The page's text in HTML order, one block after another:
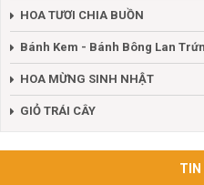
HOA TƯƠI CHIA BUỒN
Bánh Kem - Bánh Bông Lan
HOA MỪNG SINH NHẬT
GIỎ TRÁI CÂY
TIN